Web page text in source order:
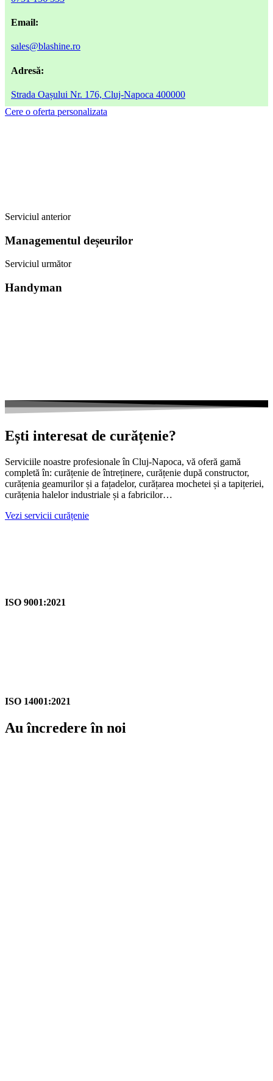
Email:
sales@blashine.ro
Adresă:
Strada Oașului Nr. 176, Cluj-Napoca 400000
Cere o oferta personalizata
Serviciul anterior
Managementul deșeurilor
Serviciul următor
Handyman
Ești interesat de curățenie?
Serviciile noastre profesionale în Cluj-Napoca, vă oferă gamă
completă în: curățenie de întreținere, curățenie după constructor,
curățenia geamurilor și a fațadelor, curățarea mochetei și a tapițeriei,
curățenia halelor industriale și a fabricilor…
Vezi servicii curățenie
ISO 9001:2021
ISO 14001:2021
Au încredere în noi